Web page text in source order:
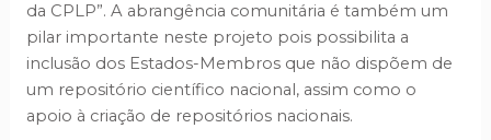
da CPLP”. A abrangência comunitária é também um
pilar importante neste projeto pois possibilita a
inclusão dos Estados-Membros que não dispõem de
um repositório científico nacional, assim como o
apoio à criação de repositórios nacionais.